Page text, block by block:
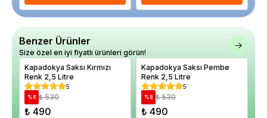
Benzer Ürünler
Size özel en iyi fiyatlı ürünleri görün!
Kapadokya Saksı Kırmızı
Renk 2,5 Litre
5
% 8 ₺ 530
₺ 490
Kapadokya Saksı Pembe
Renk 2,5 Litre
5
% 8 ₺ 530
₺ 490